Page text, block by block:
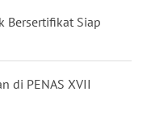
Bersertifikat Siap
di PENAS XVII